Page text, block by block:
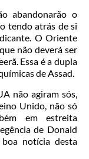
abandonarão o
tendo atrás de si
O Oriente
não deverá ser
Essa é a dupla
de Assad.
não agiram sós,
Unido, não só
em estreita
de Donald
notícia desta